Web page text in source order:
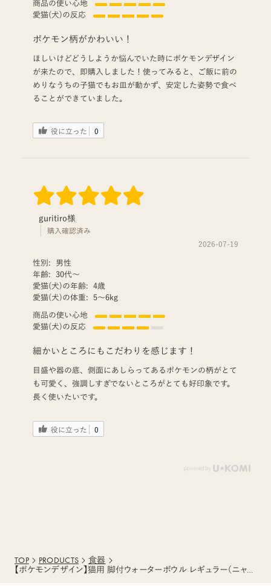
商品の使い心地
愛猫(犬)の反応
ポケモン柄がかわいい！
ほしいけどどうしようか悩んでいた時にポケモンデザイン
が来たので、即購入しました！使ってみると、ご飯に前の
めりなうちの子猫でもお皿が動かず、安定した姿勢で食べ
ることができていました。
役に立った 0
guritiro様
購入確認済み
2026-07-19
性別:
男性
年齢:
30代〜
愛猫(犬)の年齢:
4歳
愛猫(犬)の体重:
5〜6kg
商品の使い心地
愛猫(犬)の反応
細かいところにもこだわりを感じます！
目盛や器の底、側面にあしらってあるポケモンの柄がとて
も可愛く、強調しすぎでないところがとても好印象です。
長く使いたいです。
役に立った 0
TOP PRODUCTS
食器
【ポケモンデザイン】猫用 脚付ウォーターボウル レギュラー（ニャビー）